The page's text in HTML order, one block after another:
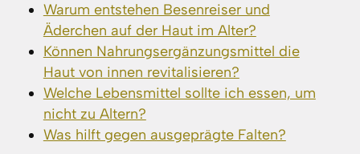
Warum entstehen Besenreiser und
Äderchen auf der Haut im Alter?
Können Nahrungsergänzungsmittel die
Haut von innen revitalisieren?
Welche Lebensmittel sollte ich essen, um
nicht zu Altern?
Was hilft gegen ausgeprägte Falten?